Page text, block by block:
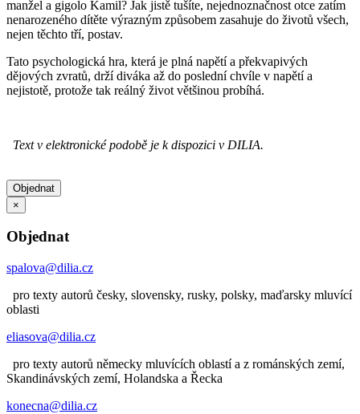
manžel a gigolo Kamil? Jak jistě tušíte, nejednoznačnost otce zatím
nenarozeného dítěte výrazným způsobem zasahuje do životů všech,
nejen těchto tří, postav.
Tato psychologická hra, která je plná napětí a překvapivých
dějových zvratů, drží diváka až do poslední chvíle v napětí a
nejistotě, protože tak reálný život většinou probíhá.
Text v elektronické podobě je k dispozici v DILIA.
Objednat
×
Objednat
spalova@dilia.cz
pro texty autorů česky, slovensky, rusky, polsky, maďarsky mluvící
oblasti
eliasova@dilia.cz
pro texty autorů německy mluvících oblastí a z románských zemí,
Skandinávských zemí, Holandska a Řecka
konecna@dilia.cz